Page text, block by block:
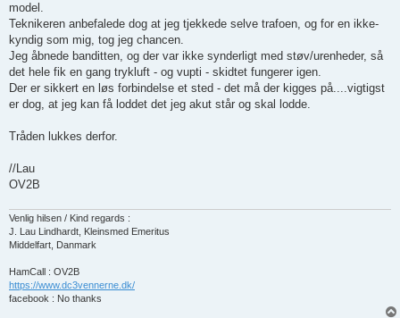
model.
Teknikeren anbefalede dog at jeg tjekkede selve trafoen, og for en ikke-
kyndig som mig, tog jeg chancen.
Jeg åbnede banditten, og der var ikke synderligt med støv/urenheder, så
det hele fik en gang trykluft - og vupti - skidtet fungerer igen.
Der er sikkert en løs forbindelse et sted - det må der kigges på....vigtigst
er dog, at jeg kan få loddet det jeg akut står og skal lodde.
Tråden lukkes derfor.
//Lau
OV2B
Venlig hilsen / Kind regards :
J. Lau Lindhardt, Kleinsmed Emeritus
Middelfart, Danmark
HamCall : OV2B
https://www.dc3vennerne.dk/
facebook : No thanks